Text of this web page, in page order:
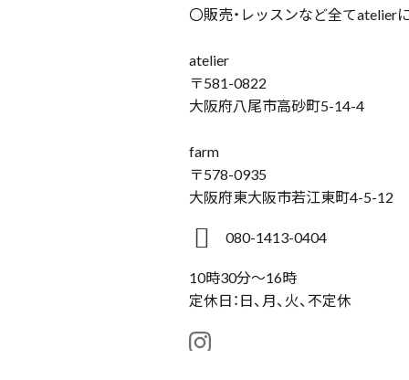
〇販売・レッスンなど全てatelier
atelier
〒581-0822
大阪府八尾市高砂町5-14-4
farm
〒578-0935
大阪府東大阪市若江東町4-5-12
080-1413-0404
10時30分～16時
定休日：日、月、火、不定休